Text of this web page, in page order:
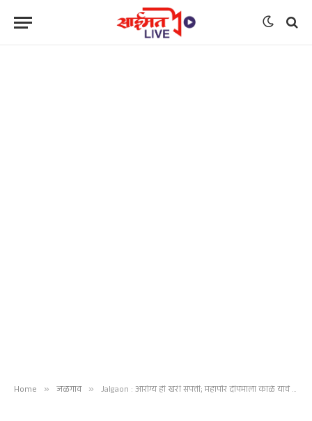
Home » जळगाव » Jalgaon : आरोग्य ही खरी संपत्ती; महापौर दीपमाला काळे यांचे आवाहन